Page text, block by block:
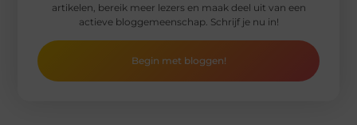
artikelen, bereik meer lezers en maak deel uit van een
actieve bloggemeenschap. Schrijf je nu in!
Begin met bloggen!